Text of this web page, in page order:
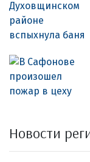
Новости